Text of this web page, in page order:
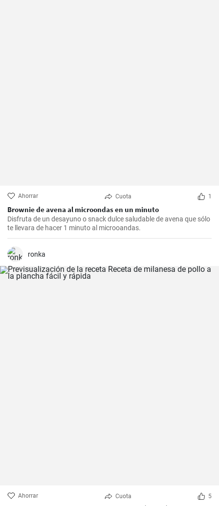
Ahorrar Cuota 1
Brownie de avena al microondas en un minuto
Disfruta de un desayuno o snack dulce saludable de avena que sólo
te llevara de hacer 1 minuto al microoandas.
ronka
Ahorrar Cuota 5